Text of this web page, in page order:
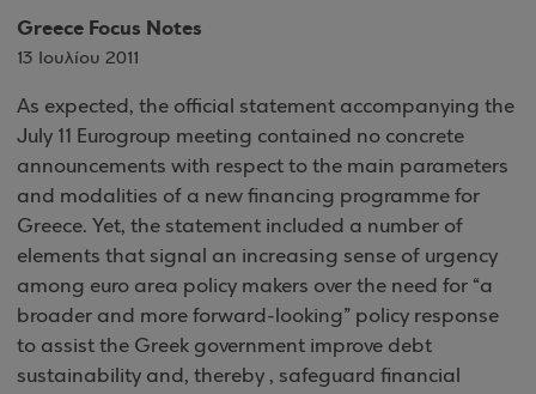
Greece Focus Notes
13 Ιουλίου 2011
As expected, the official statement accompanying the
July 11 Eurogroup meeting contained no concrete
announcements with respect to the main parameters
and modalities of a new financing programme for
Greece. Yet, the statement included a number of
elements that signal an increasing sense of urgency
among euro area policy makers over the need for “a
broader and more forward-looking” policy response
to assist the Greek government improve debt
sustainability and, thereby , safeguard financial